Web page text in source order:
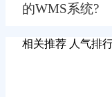
的WMS系统?
相关推荐 人气排